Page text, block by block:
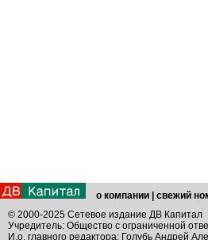
о компании свежий
© 2000-2025 Сетевое издание ДВ Капитал
Учредитель: Общество с ограниченной
И.о. главного редактора: Голубь Андрей